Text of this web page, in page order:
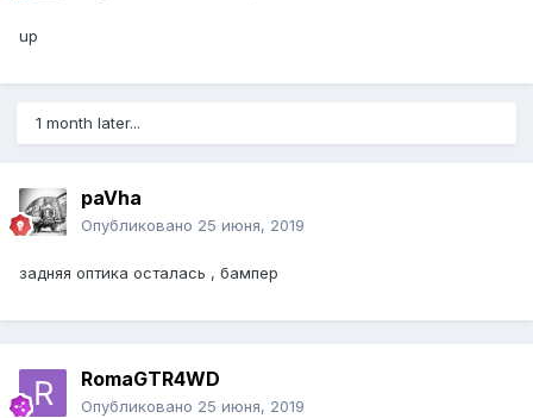
up
1 month later...
paVha
Опубликовано 25 июня, 2019
задняя оптика осталась , бампер
RomaGTR4WD
Опубликовано 25 июня, 2019